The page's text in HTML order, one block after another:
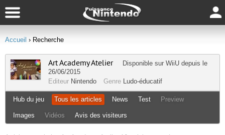
Accueil › Recherche
Art Academy Atelier Disponible sur WiiU depuis le
26/06/2015
Editeur Nintendo Genre Ludo-éducatif
Hub du jeu Tous les articles News Test Preview
Images Vidéos Avis des visiteurs